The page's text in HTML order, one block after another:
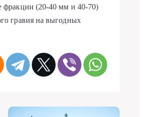
фракции (20-40 мм и 40-70)
гравия на выгодных